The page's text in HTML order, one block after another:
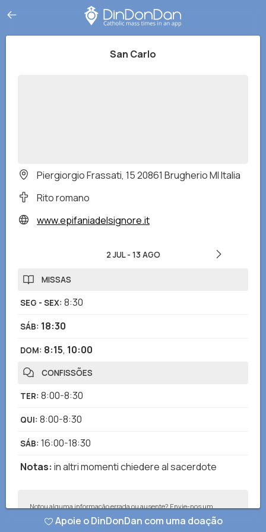
San Carlo
Piergiorgio Frassati, 15 20861 Brugherio MI Italia
Rito romano
www.epifaniadelsignore.it
2 JUL- 13 AGO
MISSAS
SEG - SEX: 8:30
SÁB: 18:30
DOM: 8:15, 10:00
CONFISSÕES
TER: 8:00-8:30
QUI: 8:00-8:30
SÁB: 16:00-18:30
Notas: in altri momenti chiedere al sacerdote
Notou alguma informação errada ou ausente? Envie-nos um
relatório e corrigiremos o mais rápido possível!
Apoie o DinDonDan com uma doação